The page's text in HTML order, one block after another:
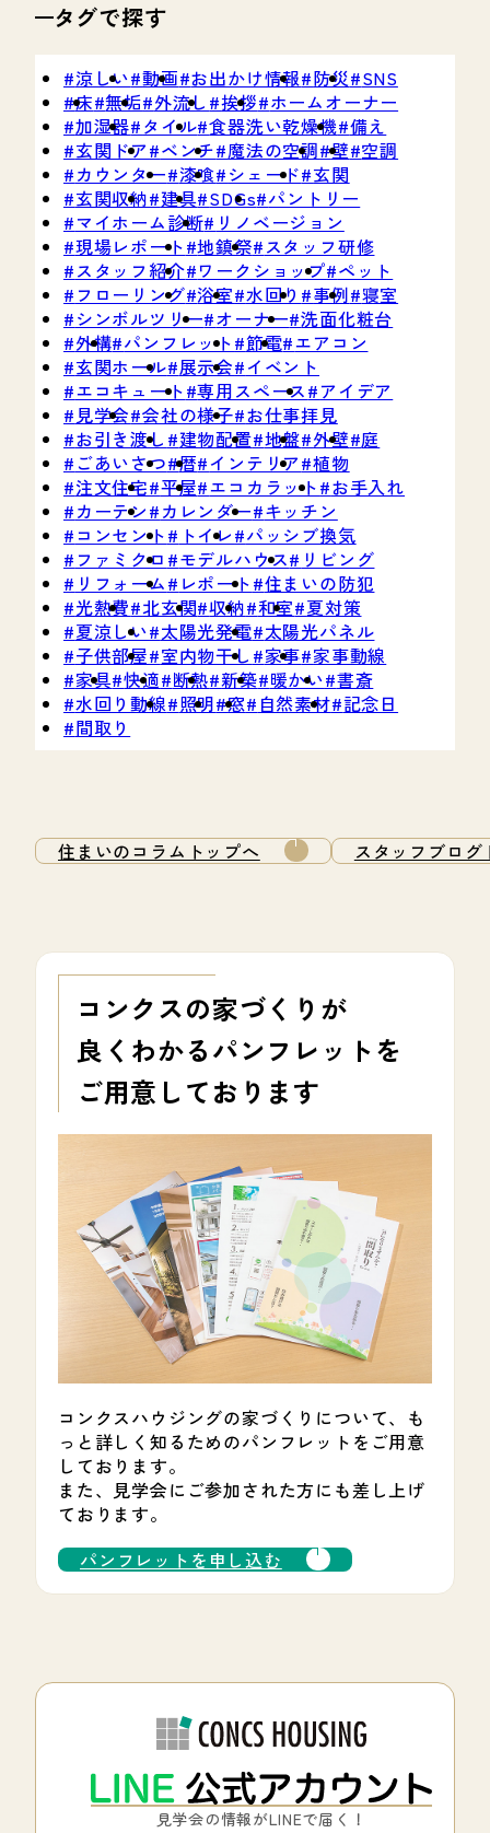
1
タグで探す
涼しい 動画 お出かけ情報 防災 SNS
床 無垢 外流し 挨拶 ホームオーナー
加湿器 タイル 食器洗い乾燥機 備え
玄関ドア ベンチ 魔法の空調 壁 空調
カウンター 漆喰 シェード 玄関
玄関収納 建具 SDGs パントリー
マイホーム診断
リノベージョン
現場レポート 地鎮祭 スタッフ研修
スタッフ紹介 ワークショップ ペット
フローリング 浴室 水回り 事例 寝室
シンボルツリー オーナー 洗面化粧台
外構 パンフレット 節電 エアコン
玄関ホール 展示会 イベント
エコキュート 専用スペース
アイデア
見学会 会社の様子 お仕事拝見
お引き渡し
建物配置 地盤 外壁 庭
ごあいさつ 暦 インテリア 植物
注文住宅 平屋 エコカラット
お手入れ
カーテン
カレンダー キッチン
コンセント
トイレ
パッシブ換気
ファミクロ
モデルハウス
リビング
リフォーム
レポート 住まいの防犯
光熱費 北玄関 収納 和室 夏対策
夏涼しい 太陽光発電 太陽光パネル
子供部屋 室内物干し 家事 家事動線
家具 快適 断熱 新築 暖かい 書斎
水回り動線 照明 窓 自然素材 記念日
間取り
住まいのコラムトップへ スタッフブログ
コンクスの家づくりが
良くわかるパンフレットを
ご用意しております
コンクスハウジングの家づくりについて、も
っと詳しく知るためのパンフレットをご用意
しております。
また、見学会にご参加された方にも差し上げ
ております。
パンフレットを申し込む
見学会の情報がLINEで届く！